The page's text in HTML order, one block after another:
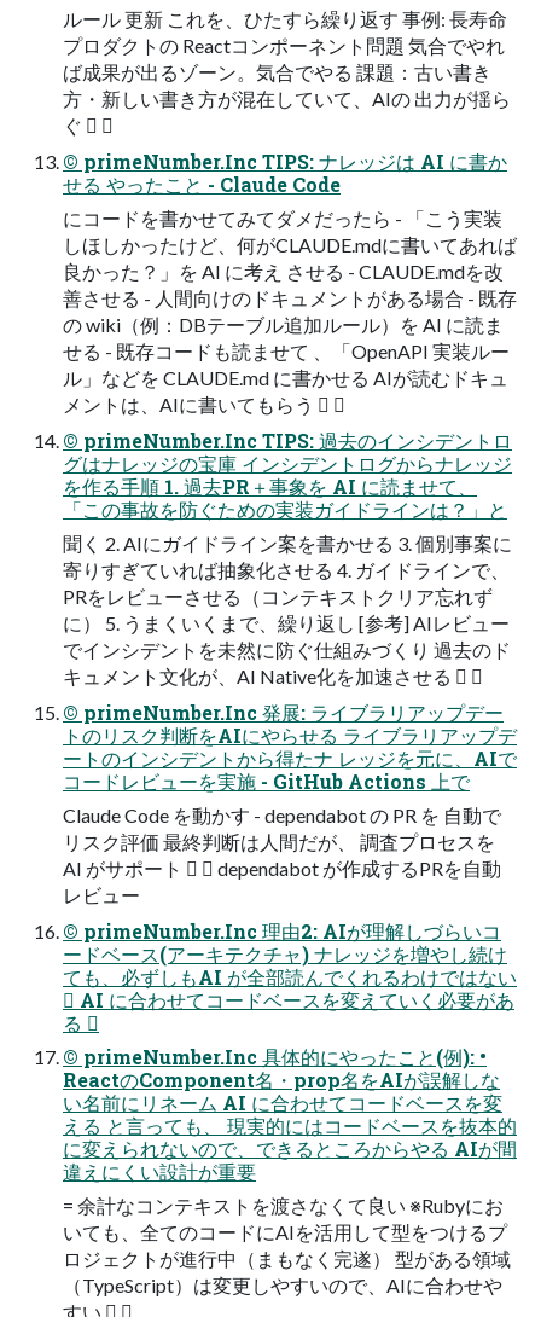
ルール 更新 これを、ひたすら繰り返す 事例: 長寿命
プロダクトの Reactコンポーネント問題 気合でやれ
ば成果が出るゾーン。気合でやる 課題：古い書き
方・新しい書き方が混在していて、AIの 出力が揺ら
ぐ  
© primeNumber.Inc TIPS: ナレッジは AI に書か
せる やったこと - Claude Code
にコードを書かせてみてダメだったら - 「こう実装
しほしかったけど、何がCLAUDE.mdに書いてあれば
良かった？」を AI に考え させる - CLAUDE.mdを改
善させる - 人間向けのドキュメントがある場合 - 既存
の wiki（例：DBテーブル追加ルール）を AI に読ま
せる - 既存コードも読ませて 、「OpenAPI 実装ルー
ル」などを CLAUDE.md に書かせる AIが読むドキュ
メントは、AIに書いてもらう  
© primeNumber.Inc TIPS: 過去のインシデントロ
グはナレッジの宝庫 インシデントログからナレッジ
を作る手順 1. 過去PR＋事象を AI に読ませて、
「この事故を防ぐための実装ガイドラインは？」と
聞く 2. AIにガイドライン案を書かせる 3. 個別事案に
寄りすぎていれば抽象化させる 4. ガイドラインで、
PRをレビューさせる（コンテキストクリア忘れず
に） 5. うまくいくまで、繰り返し [参考] AIレビュー
でインシデントを未然に防ぐ仕組みづくり 過去のド
キュメント文化が、AI Native化を加速させる  
© primeNumber.Inc 発展: ライブラリアップデー
トのリスク判断をAIにやらせる ライブラリアップデ
ートのインシデントから得たナ レッジを元に、AIで
コードレビューを実施 - GitHub Actions 上で
Claude Code を動かす - dependabot の PR を 自動で
リスク評価 最終判断は人間だが、 調査プロセスを
AI がサポート   dependabot が作成するPRを自動
レビュー
© primeNumber.Inc 理由2: AIが理解しづらいコ
ードベース(アーキテクチャ) ナレッジを増やし続け
ても、必ずしもAI が全部読んでくれるわけではない
 AI に合わせてコードベースを変えていく必要があ
る 
© primeNumber.Inc 具体的にやったこと(例): •
ReactのComponent名・prop名をAIが誤解しな
い名前にリネーム AI に合わせてコードベースを変
える と言っても、 現実的にはコードベースを抜本的
に変えられないので、できるところからやる AIが間
違えにくい設計が重要
= 余計なコンテキストを渡さなくて良い ※Rubyにお
いても、全てのコードにAIを活用して型をつけるプ
ロジェクトが進行中（まもなく完遂） 型がある領域
（TypeScript）は変更しやすいので、AIに合わせや
すい  